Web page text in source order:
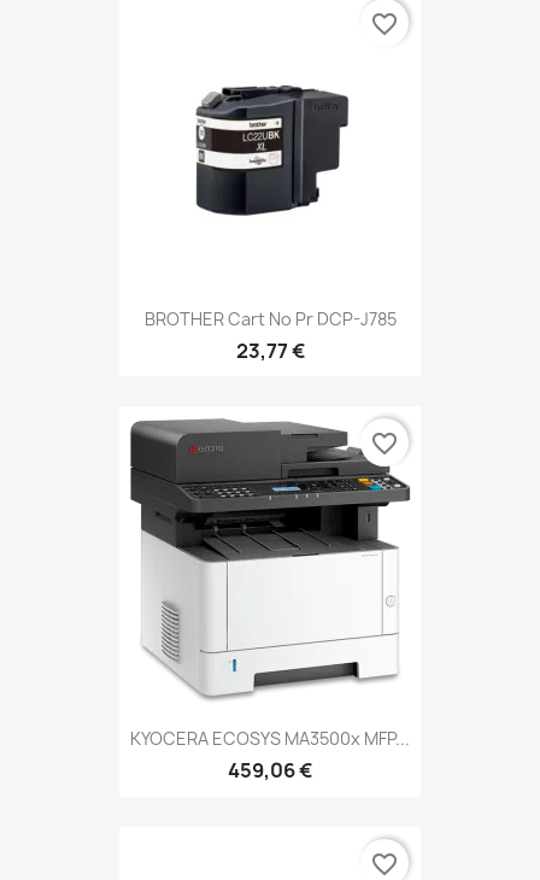
BROTHER Cart No Pr DCP-J785
23,77 €
favorite_border
KYOCERA ECOSYS MA3500x MFP...
459,06 €
favorite_border
favorite_border